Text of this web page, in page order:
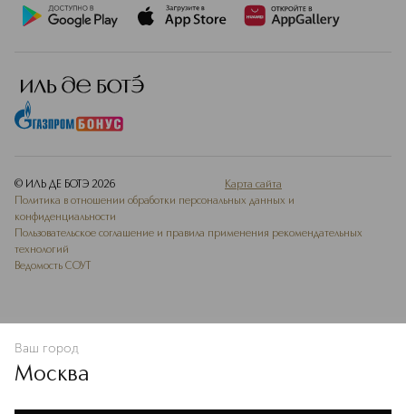
© ИЛЬ ДЕ БОТЭ 2026
Карта сайта
Политика в отношении обработки персональных данных и
конфиденциальности
Пользовательское соглашение и правила применения рекомендательных
технологий
Ведомость СОУТ
Ваш город
Москва